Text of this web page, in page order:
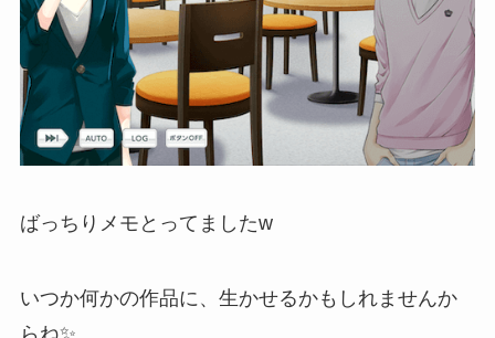
ばっちりメモとってましたw
いつか何かの作品に、生かせるかもしれませんか
らね✨